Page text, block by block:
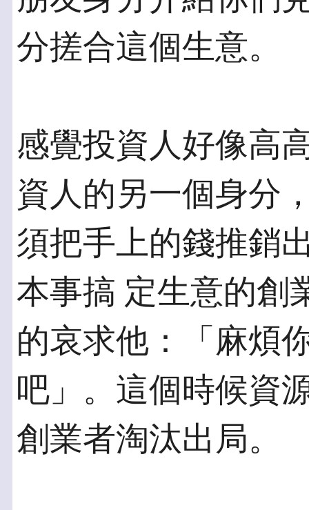
分搓合這個生意。
感覺投資人好像高
資人的另一個身分
須把手上的錢推銷
本事搞 定生意的創
的哀求他：「麻煩
吧」。這個時候資
創業者淘汰出局。